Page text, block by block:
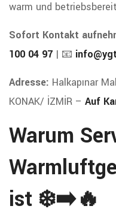
warm und
Sofort Kontakt
100 04 97 | 📧
Adresse: Halkapınar
KONAK/ İZMİR – Auf
Warum
ist ❄️➡️🔥